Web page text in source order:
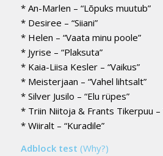
* An-Marlen – “Lõpuks muutub”
* Desiree – “Siiani”
* Helen – “Vaata minu poole”
* Jyrise – “Plaksuta”
* Kaia-Liisa Kesler – “Vaikus”
* Meisterjaan – “Vahel lihtsalt”
* Silver Jusilo – “Elu rüpes”
* Triin Niitoja & Frants Tikerpuu –
* Wiiralt – “Kuradile”
Adblock test (Why?)